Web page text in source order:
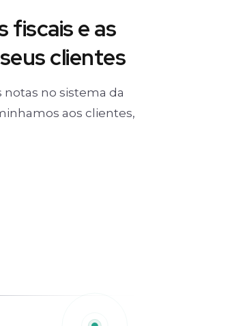
fiscais e as
clientes
no sistema da
aos clientes,